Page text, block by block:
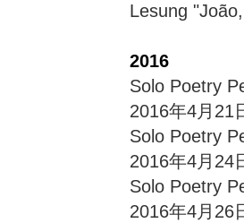
Lesung
2016
Solo Poetry
2016年4月
Solo Poetry
2016年4月
Solo Poetry
2016年4月